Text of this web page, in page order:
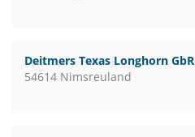
Deitmers Texas Longhorn GbR
54614 Nimsreuland